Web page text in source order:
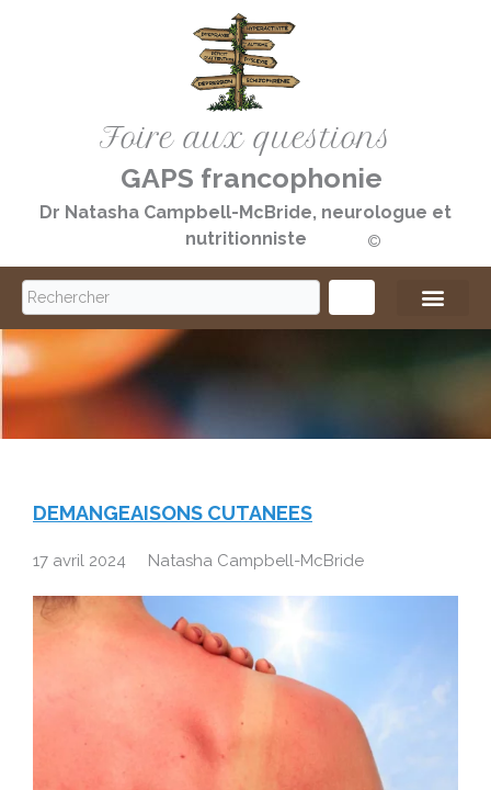
Foire aux questions
GAPS francophonie
Dr Natasha Campbell-McBride, neurologue et
nutritionniste
©️
S
e
a
c
DEMANGEAISONS CUTANEES
17 avril 2024 Natasha Campbell-McBride